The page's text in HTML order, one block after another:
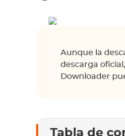
Aunque la
descarga
Downloader
Tabla de